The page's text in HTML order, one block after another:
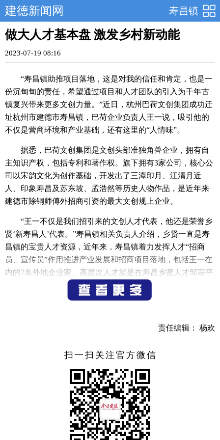
寿昌镇
建德新闻网
做大人才基本盘 激发乡村新动能
2023-07-19 08:16
“寿昌镇助推项目落地，这是对我的信任和肯定，也是一
份沉甸甸的责任，希望通过项目和人才团队的引入为千年古
镇复兴带来更多文创力量。”近日，杭州巴荷文创集团成功迁
址杭州市建德市寿昌镇，巴荷企业负责人王一说，吸引他的
不仅是营商环境和产业基础，还有这里的“人情味”。
据悉，巴荷文创集团是文创头部准独角兽企业，拥有自
主知识产权，包括专利和著作权。旗下拥有3家公司，核心公
司以宋韵文化为创作基础，开发出了三潭印月、江清月近
人、印象寿昌及苏东坡、孟浩然等历史人物作品，是近年来
建德市除铜师傅外招商引资的最大文创规上企业。
“王一不仅是我们招引来的文创人才代表，他还是荣誉乡
贤‘新寿昌人’代表。”寿昌镇相关负责人介绍，乡贤一直是寿
昌镇的宝贵人才资源，近年来，寿昌镇着力发挥人才“招商
员、宣传员”作用推进产业发展和招商项目落地，包括王一在
内的7名外地企业家、高层次人才就是在寿昌乡贤人才邹宗平
的牵线搭桥下，加入了寿昌镇的大家庭，而这些企业家，也
被寿昌镇授予“新寿昌人”称号。
兴试点单位，正迎来发展的黄金期，把企业家朋友们带回寿
会主动协助建德市、寿昌镇进行双招双引工作，仅今年上半
年就洽谈落户了3个优质项目，另外在谈项目也有11个。据寿
昌镇相关负责人介绍，近年来，为念好“引才经”，最大限度
地释放“人才动力源”，寿昌镇紧紧围绕“汇聚人才谋发展、共
筑富裕路”的主题，创新开展了“最美乡贤”“最美人才”表彰等
活动，并出台了一系列招商引资（税）激励办法。同时，在
建德市级部门单位的指导、推动下，寿昌镇还组建了2支队
责任编辑： 杨欢
扫一扫关注官方微信